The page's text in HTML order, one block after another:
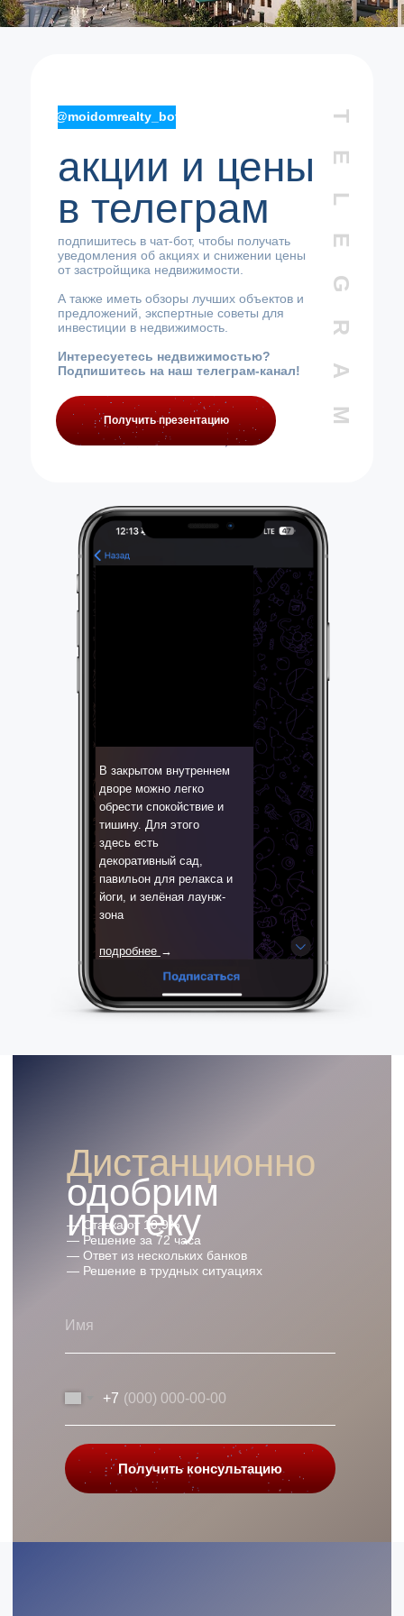
TELEGRAM
акции и цены
в телеграм
подпишитесь в чат-бот, чтобы получать
уведомления об акциях и снижении цены
от застройщика недвижимости.
А также иметь обзоры лучших объектов и
предложений, экспертные советы для
инвестиции в недвижимость.
Интересуетесь недвижимостью?
Подпишитесь на наш телеграм-канал!
@moidomrealty_bot
Получить презентацию
В закрытом внутреннем
дворе можно легко
обрести спокойствие и
тишину. Для этого
здесь есть
декоративный сад,
павильон для релакса и
йоги, и зелёная лаунж-
зона
подробнее →
Дистанционно
одобрим
ипотеку
— Ставка от 10,9%
— Решение за 72 часа
— Ответ из нескольких банков
— Решение в трудных ситуациях
+7
Получить консультацию